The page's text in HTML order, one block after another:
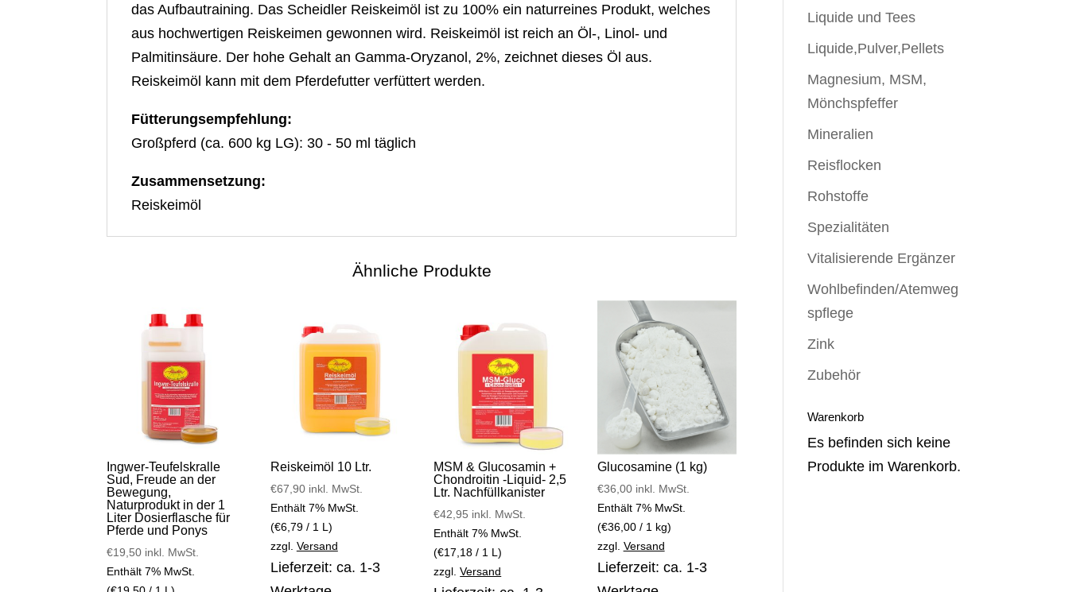
das Aufbautraining. Das Scheidler Reiskeimöl ist zu 100% ein naturreines Produkt, welches
aus hochwertigen Reiskeimen gewonnen wird. Reiskeimöl ist reich an Öl-, Linol- und
Palmitinsäure. Der hohe Gehalt an Gamma-Oryzanol, 2%, zeichnet dieses Öl aus.
Reiskeimöl kann mit dem Pferdefutter verfüttert werden.
Fütterungsempfehlung:
Großpferd (ca. 600 kg LG): 30 - 50 ml täglich
Zusammensetzung:
Reiskeimöl
Ähnliche Produkte
Ingwer-Teufelskralle
Sud, Freude an der
Bewegung,
Naturprodukt in der 1
Liter Dosierflasche für
Pferde und Ponys
€19,50 inkl. MwSt.
Enthält 7% MwSt.
Reiskeimöl 10 Ltr.
€67,90 inkl. MwSt.
Enthält 7% MwSt.
(€6,79/ 1 L)
zzgl. Versand
Lieferzeit: ca. 1-3
MSM & Glucosamin +
Chondroitin -Liquid- 2,5
Ltr. Nachfüllkanister
€42,95 inkl. MwSt.
Enthält 7% MwSt.
(€17,18 / 1 L)
zzgl.Versand
Glucosamine (1 kg)
€36,00 inkl. MwSt.
Enthält 7% MwSt.
(€36,00/ 1 kg)
zzgl. Versand
Lieferzeit: ca. 1-3
Liquide und Tees
Liquide,Pulver,Pellets
Magnesium, MSM,
Mönchspfeffer
Mineralien
Reisflocken
Rohstoffe
Spezialitäten
Vitalisierende Ergänzer
Wohlbefinden/Atemweg
spflege
Zink
Zubehör
Warenkorb
Es befinden sich keine
Produkte im Warenkorb.